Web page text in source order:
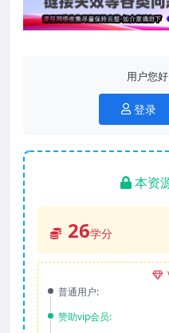
用户您
登录
本资
26学分
普通用户:
赞助vip会员: